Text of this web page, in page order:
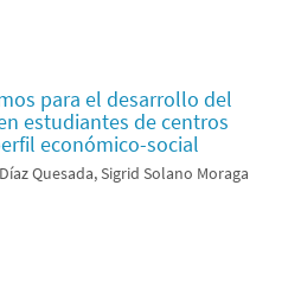
para el desarrollo del
estudiantes de centros
económico-social
Quesada, Sigrid Solano Moraga